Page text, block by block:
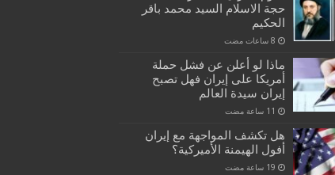
حجة الاسلام السيد محمد باقر
الحكيم
ماذا لو أعلن عن فشل حملة
أمريكا على إيران فهل تصبح
إيران سيدة العالم
هل تكشف المواجهة مع إيران
أفول الهيمنة الأميركية؟